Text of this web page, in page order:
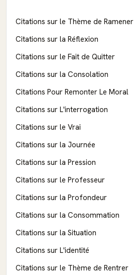
Citations sur le Thème de Ramener
Citations sur la Réflexion
Citations sur le Fait de Quitter
Citations sur la Consolation
Citations Pour Remonter Le Moral
Citations sur L'interrogation
Citations sur le Vrai
Citations sur la Journée
Citations sur la Pression
Citations sur le Professeur
Citations sur la Profondeur
Citations sur la Consommation
Citations sur la Situation
Citations sur L'identité
Citations sur le Thème de Rentrer